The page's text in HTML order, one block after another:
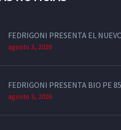
FEDRIGONI PRESENTA EL
agosto 3, 2026
FEDRIGONI PRESENTA BIO PE
agosto 3, 2026